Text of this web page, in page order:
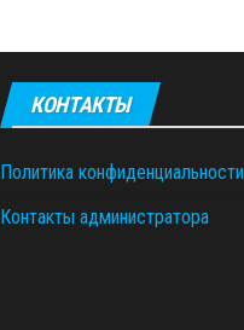
КОНТАКТЫ
Политика конфиденциальности
Контакты администратора